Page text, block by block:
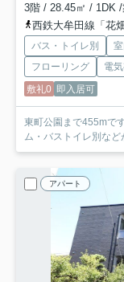
3階 / 28.45㎡ / 1DK
西鉄大牟田線「花
バス・トイレ別
フローリング
電
敷礼0 即入居可
東町公園まで455mで
ム・バストイレ別な
アパート